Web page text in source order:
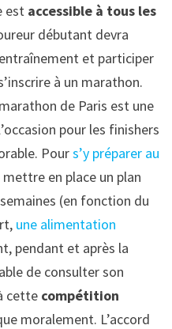
est accessible à tous les
débutant devra
et participer
à un marathon.
de Paris est une
pour les finishers
Pours’y préparer au
en place un plan
(en fonction du
une alimentation
pendant et après la
de consulter son
cette compétition
moralement. L’accord